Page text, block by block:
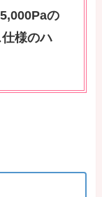
の
様のハ